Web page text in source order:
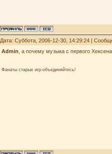
Дата: Суббота, 2006-12-30, 14:29:24 |
Admin , а почему музыка с первого
Фанаты старых игр-объединяйтесь!